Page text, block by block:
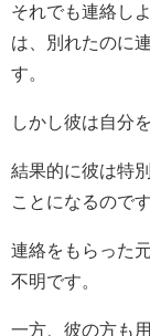
それでも連絡し
は、別れたのに
す。
しかし彼は自分
結果的に彼は特
ことになるのです
連絡をもらった
不明です。
一方、彼の方も